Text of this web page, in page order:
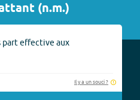
(n.m.)
part effective aux
Il y a un souci ?